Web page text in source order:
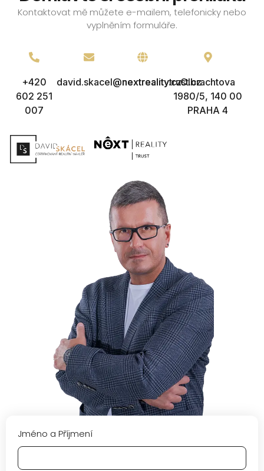
Kontaktovat mě můžete e-mailem, telefonicky nebo
vyplněním formuláře.
+420
602 251
007
david.skacel@nextreality.cz
nextrealitytrust.czOlbrachtova
1980/5, 140 00
PRAHA 4
Jméno a Příjmení